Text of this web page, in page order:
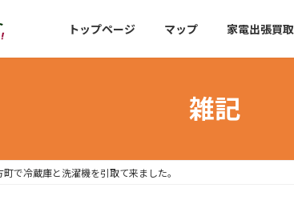
トップページ マップ 家電出張買取
雑記
で冷蔵庫と洗濯機を引取て来ました。